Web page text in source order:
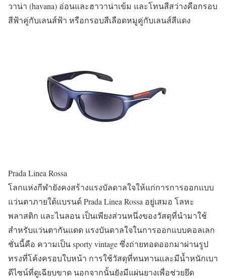
วาน่า (havana) อ่อนและฮาวาน่าเข้ม และโทนสีสว่างคือกรอบ
สีฟ้าคู่กับเลนส์ฟ้า หรือกรอบสีเลือดหมูคู่กับเลนส์สีแดง
Prada Linea Rossa
โลกแห่งกีฬายังคงสร้างแรงบัลดาลใจให้แก่การการออกแบบ
แว่นตาภายใต้แบรนด์ Prada Linea Rossa อยู่เสมอ โลหะ
พลาสติก และไนลอน เป็นเพียงส่วนหนึ่งของวัสดุที่นำมาใช้
สำหรับแว่นตากันแดด แรงบันดาลใจในการออกแบบคอลเลก
ชั่นนี้คือ ความเป็น sporty vintage ซึ่งถ่ายทอดออกมาผ่านรูป
ทรงที่โค้งครอบใบหน้า การใช้วัสดุที่ทนทานและมีน้ำหนักเบา
ดีไซน์ที่ดูเฉียบขาด นอกจากนั้นยังมีแผ่นยางเพื่อช่วยยึด